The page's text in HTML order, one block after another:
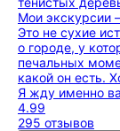
Мои экскурсии
Это не сухие
о городе, у
печальных
какой он есть.
Я жду именно
4.99
295 отзывов